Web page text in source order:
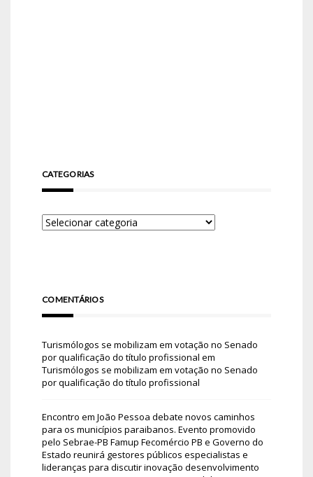
CATEGORIAS
COMENTÁRIOS
Turismólogos se mobilizam em votação no Senado
por qualificação do título profissional em
Turismólogos se mobilizam em votação no Senado
por qualificação do título profissional
Encontro em João Pessoa debate novos caminhos
para os municípios paraibanos. Evento promovido
pelo Sebrae-PB Famup Fecomércio PB e Governo do
Estado reunirá gestores públicos especialistas e
lideranças para discutir inovação desenvolvimento